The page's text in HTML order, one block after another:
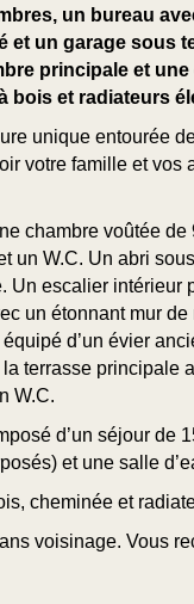
un bureau
et un garage sous
principale et une
bois et radiateurs
unique entourée
votre famille et vos
chambre voûtée
un W.C. Un abri
escalier intérieur
un étonnant mur
d’un évier
terrasse principale
W.C.
d’un séjour de
et une salle
cheminée et
voisinage. Vous